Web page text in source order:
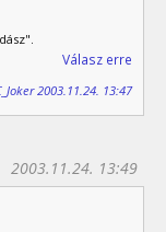
Válasz erre
2003.11.24. 13:47
2003.11.24. 13:49